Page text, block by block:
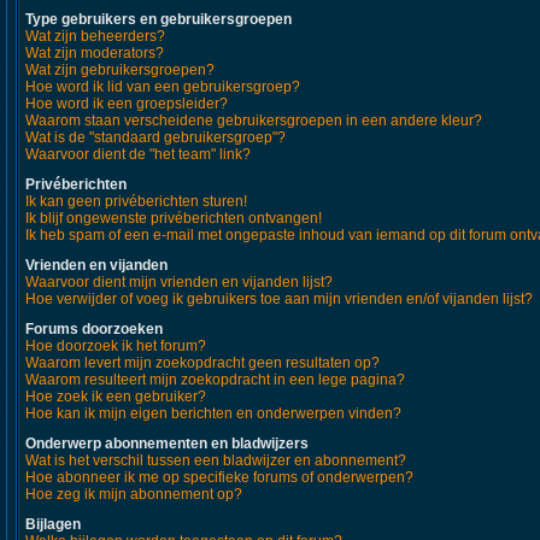
Type gebruikers en gebruikersgroepen
Wat zijn beheerders?
Wat zijn moderators?
Wat zijn gebruikersgroepen?
Hoe word ik lid van een gebruikersgroep?
Hoe word ik een groepsleider?
Waarom staan verscheidene gebruikersgroepen in een andere kleur?
Wat is de "standaard gebruikersgroep"?
Waarvoor dient de "het team" link?
Privéberichten
Ik kan geen privéberichten sturen!
Ik blijf ongewenste privéberichten ontvangen!
Ik heb spam of een e-mail met ongepaste inhoud van iemand op dit forum
Vrienden en vijanden
Waarvoor dient mijn vrienden en vijanden lijst?
Hoe verwijder of voeg ik gebruikers toe aan mijn vrienden en/of vijanden lijst?
Forums doorzoeken
Hoe doorzoek ik het forum?
Waarom levert mijn zoekopdracht geen resultaten op?
Waarom resulteert mijn zoekopdracht in een lege pagina?
Hoe zoek ik een gebruiker?
Hoe kan ik mijn eigen berichten en onderwerpen vinden?
Onderwerp abonnementen en bladwijzers
Wat is het verschil tussen een bladwijzer en abonnement?
Hoe abonneer ik me op specifieke forums of onderwerpen?
Hoe zeg ik mijn abonnement op?
Bijlagen